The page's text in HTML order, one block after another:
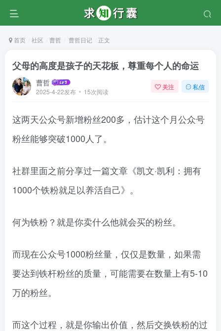
首页 社区 曹哲 曹哲日记 正文
父母的高度是孩子的天花板，尊重每个人的命运
曹哲
2025-4-22发布 15次阅读
关注 私信
这两天公众号新增粉丝200多，估计这个月公众号
粉丝能够突破1000人了。
社群里面之前分享过一篇文章《凯文·凯利：拥有
1000个铁粉就足以养活自己》。
何为铁粉？就是你卖什么他就会买的粉丝。
而现在公众号1000粉丝量，仅仅是数量，如果需
要达到铁杆粉丝的质量，可能需要在数量上有5-10
万的粉丝。
而这个过程，就是你输出价值，然后交换铁粉的过